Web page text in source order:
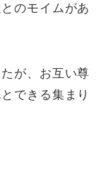
のモイムがあ
が、お互い尊
できる集まり